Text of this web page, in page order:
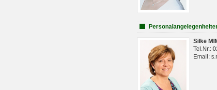
Silke
Tel.Nr.:
Email: